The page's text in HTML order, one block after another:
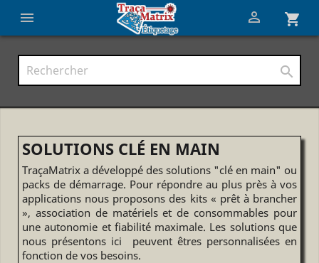
 shopping_cart


SOLUTIONS CLÉ EN MAIN
TraçaMatrix a développé des solutions "clé en main" ou
packs de démarrage. Pour répondre au plus près à vos
applications nous proposons des kits « prêt à brancher
», association de matériels et de consommables pour
une autonomie et fiabilité maximale. Les solutions que
nous présentons ici peuvent êtres personnalisées en
fonction de vos besoins.